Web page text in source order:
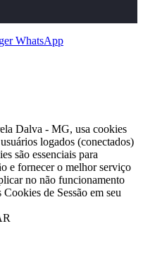
WhatsApp
Dalva - MG, usa cookies
logados (conectados)
são essenciais para
e fornecer o melhor serviço
no não funcionamento
de Sessão em seu